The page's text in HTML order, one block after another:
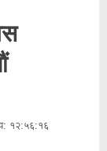
१२:५६:१६